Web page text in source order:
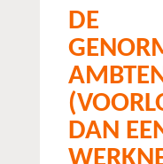
DE
DAN